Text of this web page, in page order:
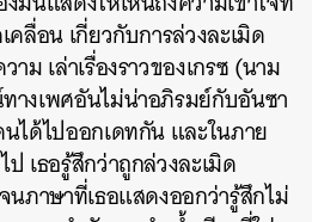
ลื่อน เกี่ยวกับการล่วงละเมิด
ม เล่าเรื่องราวของเกรซ (นาม
งเพศอันไม่น่าอภิรมย์กับอันซา
ได้ไปออกเดทกัน และในภาย
เธอรู้สึกว่าถูกล่วงละเมิด
นภาษาที่เธอแสดงออกว่ารู้สึกไม่